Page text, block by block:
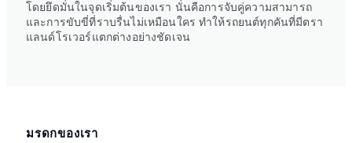
โดยยึดมั่นในจุดเริ่มต้นของเรา นั่นคือการจับคู่ความสามารถ
และการขับขี่ที่ราบรื่นไม่เหมือนใคร ทำให้รถยนต์ทุกคันที่มีตรา
แลนด์โรเวอร์แตกต่างอย่างชัดเจน
มรดกของเรา